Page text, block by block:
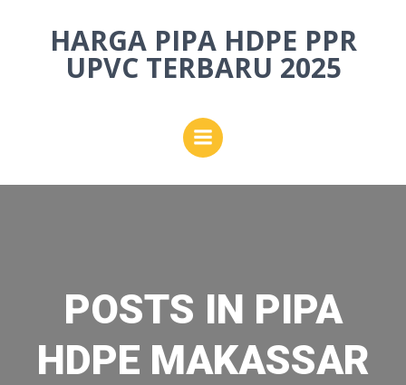
to
content
HARGA PIPA HDPE PPR
UPVC TERBARU 2025
POSTS IN PIPA
HDPE MAKASSAR